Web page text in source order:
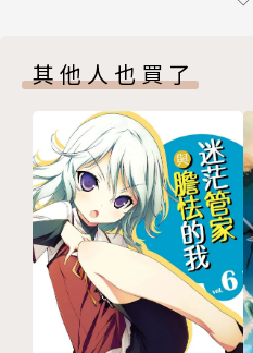
六章 讀心晶片與地獄烈火隊
終章 幹勁與ＰＶＰ
後 記
版權頁
其他人也買了